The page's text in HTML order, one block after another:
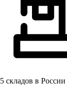
5 складов в России